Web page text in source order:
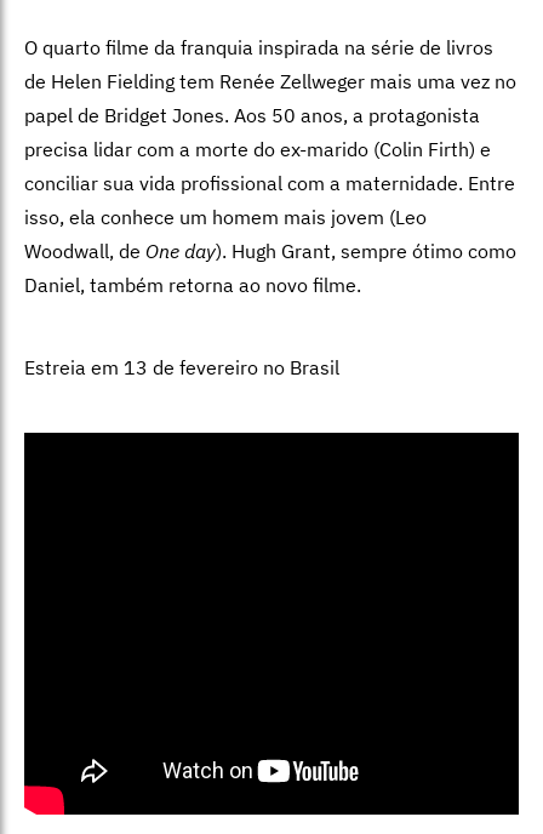
O quarto filme da franquia inspirada na série de livros
de Helen Fielding tem Renée Zellweger mais uma vez no
papel de Bridget Jones. Aos 50 anos, a protagonista
precisa lidar com a morte do ex-marido (Colin Firth) e
conciliar sua vida profissional com a maternidade. Entre
isso, ela conhece um homem mais jovem (Leo
Woodwall, de One day). Hugh Grant, sempre ótimo como
Daniel, também retorna ao novo filme.
Estreia em 13 de fevereiro no Brasil